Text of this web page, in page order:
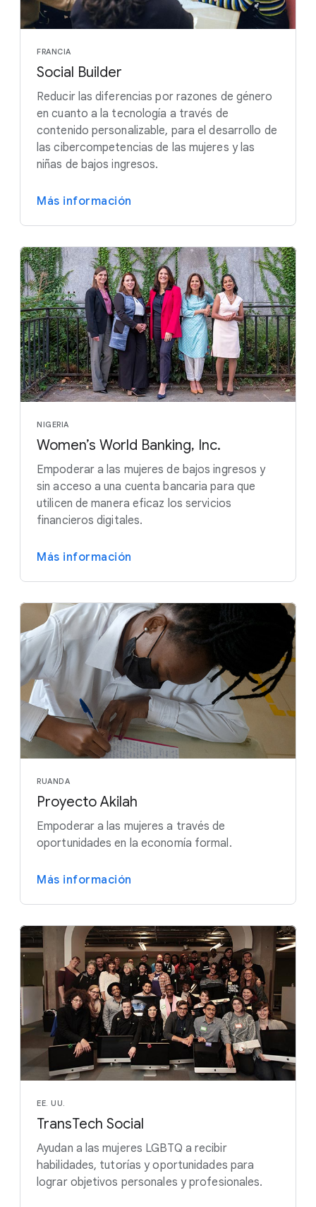
FRANCIA
Social Builder
Reducir las diferencias por razones de género
en cuanto a la tecnología a través de
contenido personalizable, para el desarrollo de
las cibercompetencias de las mujeres y las
niñas de bajos ingresos.
Más información
NIGERIA
Women’s World Banking, Inc.
Empoderar a las mujeres de bajos ingresos y
sin acceso a una cuenta bancaria para que
utilicen de manera eficaz los servicios
financieros digitales.
Más información
RUANDA
Proyecto Akilah
Empoderar a las mujeres a través de
oportunidades en la economía formal.
Más información
EE. UU.
TransTech Social
Ayudan a las mujeres LGBTQ a recibir
habilidades, tutorías y oportunidades para
lograr objetivos personales y profesionales.